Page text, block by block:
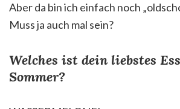
Aber da bin ich einfach noch
Muss ja auch mal sein?
Welches ist dein liebstes
Sommer?